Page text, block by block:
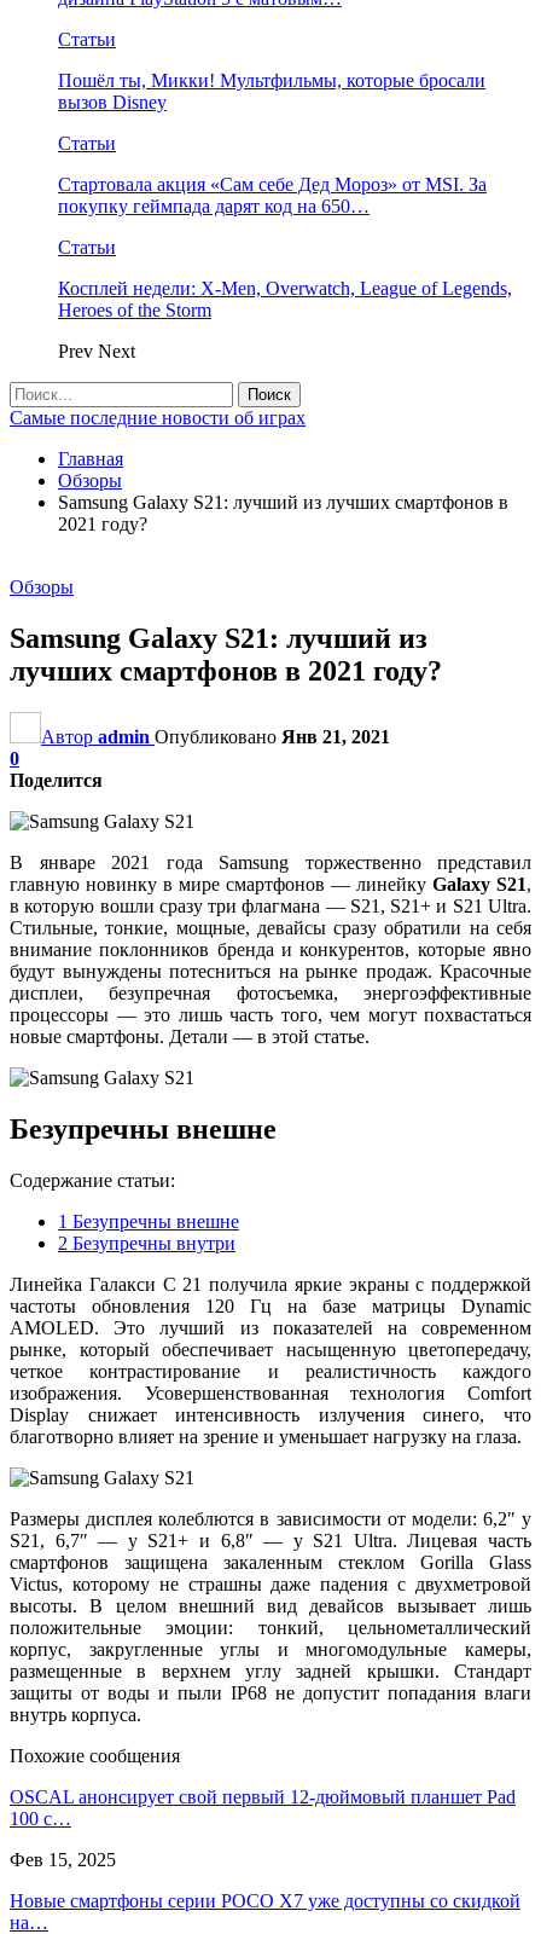
Статьи
Пошёл ты, Микки! Мультфильмы, которые бросали
вызов Disney
Статьи
Стартовала акция «Сам себе Дед Мороз» от MSI. За
покупку геймпада дарят код на 650…
Статьи
Косплей недели: X-Men, Overwatch, League of Legends,
Heroes of the Storm
Prev Next
Самые последние новости об играх
Главная
Обзоры
Samsung Galaxy S21: лучший из лучших смартфонов в
2021 году?
Обзоры
Samsung Galaxy S21: лучший из
лучших смартфонов в 2021 году?
Автор admin Опубликовано Янв 21, 2021
0
Поделится
В январе 2021 года Samsung торжественно представил
главную новинку в мире смартфонов — линейку Galaxy S21,
в которую вошли сразу три флагмана — S21, S21+ и S21 Ultra.
Стильные, тонкие, мощные, девайсы сразу обратили на себя
внимание поклонников бренда и конкурентов, которые явно
будут вынуждены потесниться на рынке продаж. Красочные
дисплеи, безупречная фотосъемка, энергоэффективные
процессоры — это лишь часть того, чем могут похвастаться
новые смартфоны. Детали — в этой статье.
Безупречны внешне
Содержание статьи:
1 Безупречны внешне
2 Безупречны внутри
Линейка Галакси С 21 получила яркие экраны с поддержкой
частоты обновления 120 Гц на базе матрицы Dynamic
AMOLED. Это лучший из показателей на современном
рынке, который обеспечивает насыщенную цветопередачу,
четкое контрастирование и реалистичность каждого
изображения. Усовершенствованная технология Comfort
Display снижает интенсивность излучения синего, что
благотворно влияет на зрение и уменьшает нагрузку на глаза.
Размеры дисплея колеблются в зависимости от модели: 6,2″ у
S21, 6,7″ — у S21+ и 6,8″ — у S21 Ultra. Лицевая часть
смартфонов защищена закаленным стеклом Gorilla Glass
Victus, которому не страшны даже падения с двухметровой
высоты. В целом внешний вид девайсов вызывает лишь
положительные эмоции: тонкий, цельнометаллический
корпус, закругленные углы и многомодульные камеры,
размещенные в верхнем углу задней крышки. Стандарт
защиты от воды и пыли IP68 не допустит попадания влаги
внутрь корпуса.
Похожие сообщения
OSCAL анонсирует свой первый 12-дюймовый планшет Pad
100 с…
Фев 15, 2025
Новые смартфоны серии POCO X7 уже доступны со скидкой
на…